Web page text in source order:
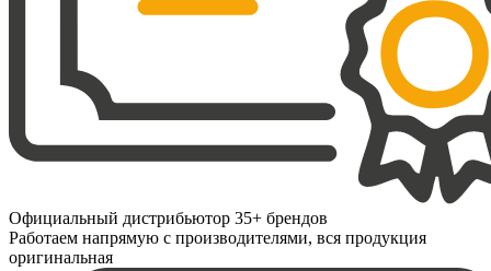
Официальный дистрибьютор 35+ брендов
Работаем напрямую с производителями, вся продукция
оригинальная